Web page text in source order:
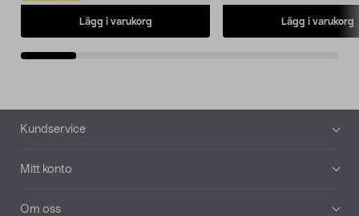
Lägg i varukorg Lägg i varukorg
Sidfot
Kundservice
Mitt konto
Om oss